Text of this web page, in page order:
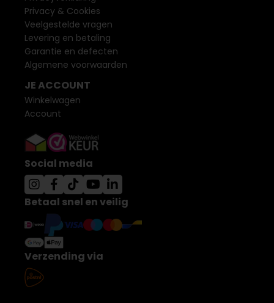
Privacy & Cookies
Veelgestelde vragen
Levering en betaling
Garantie en defecten
Algemene voorwaarden
JE ACCOUNT
Winkelwagen
Account
Social media
Betaal snel en veilig
Verzending via